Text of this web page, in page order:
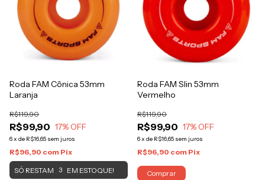
Roda FAM Cônica 53mm
Laranja
R$99,90
R$119,90
17% OFF
6x de R$16,65 sem juros
R$96,90 com Pix
SÓ RESTAM 3 EM ESTOQUE!
Roda FAM Slin 53mm
Vermelho
R$99,90
R$119,90
17% OFF
6x de R$16,65 sem juros
R$96,90 com Pix
Comprar